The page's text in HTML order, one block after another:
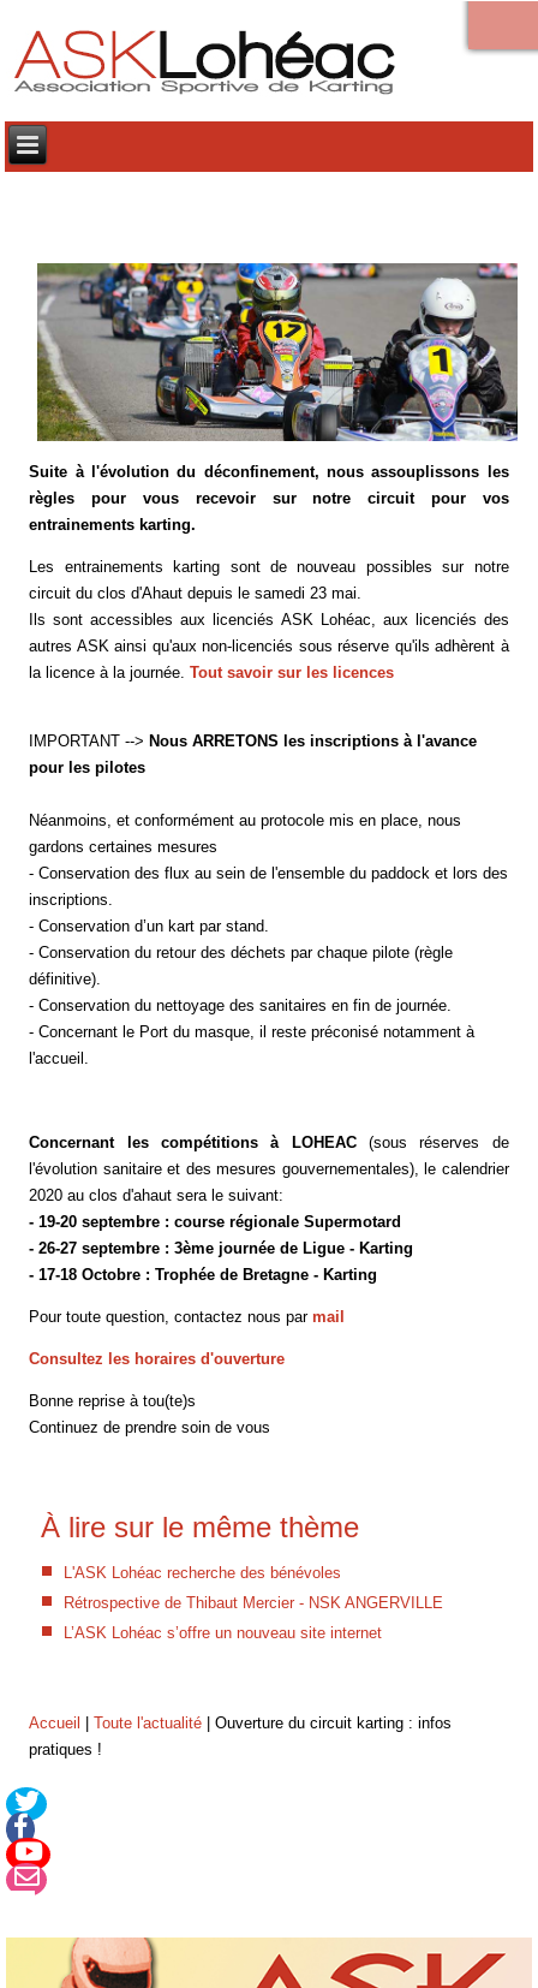
Suite à l'évolution du déconfinement, nous assouplissons les
règles pour vous recevoir sur notre circuit pour vos
entrainements karting.
Les entrainements karting sont de nouveau possibles sur notre
circuit du clos d'Ahaut depuis le samedi 23 mai.
Ils sont accessibles aux licenciés ASK Lohéac, aux licenciés des
autres ASK ainsi qu'aux non-licenciés sous réserve qu'ils adhèrent à
la licence à la journée.Tout savoir sur les licences
IMPORTANT -->Nous ARRETONS les inscriptions à l'avance
pour les pilotes
Néanmoins, et conformément au protocole mis en place, nous
gardons certaines mesures
- Conservation des flux au sein de l'ensemble du paddock et lors des
inscriptions.
- Conservation d’un kart par stand.
- Conservation du retour des déchets par chaque pilote (règle
définitive).
- Conservation du nettoyage des sanitaires en fin de journée.
- Concernant le Port du masque, il reste préconisé notamment à
l'accueil.
Concernant les compétitions à LOHEAC (sous réserves de
l'évolution sanitaire et des mesures gouvernementales), le calendrier
2020 au clos d'ahaut sera le suivant:
- 19-20 septembre : course régionale Supermotard
- 26-27 septembre : 3ème journée de Ligue - Karting
- 17-18 Octobre : Trophée de Bretagne - Karting
Pour toute question, contactez nous parmail
Consultez les horaires d'ouverture
Bonne reprise à tou(te)s
Continuez de prendre soin de vous
À lire sur le même thème
L'ASK Lohéac recherche des bénévoles
Rétrospective de Thibaut Mercier - NSK ANGERVILLE
L’ASK Lohéac s’offre un nouveau site internet
Accueil |Toute l'actualité |Ouverture du circuit karting : infos
pratiques !